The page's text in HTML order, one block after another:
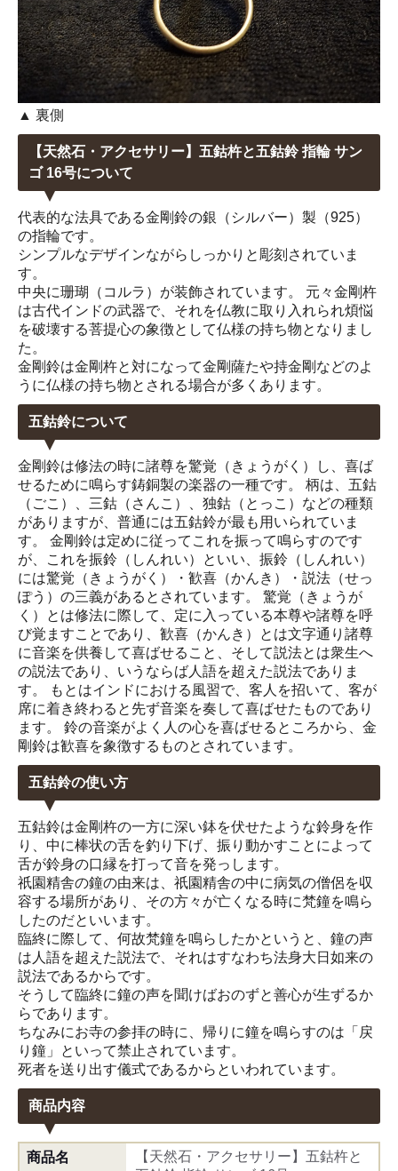
▲ 裏側
【天然石・アクセサリー】五鈷杵と五鈷鈴 指輪 サン
ゴ 16号について
代表的な法具である金剛鈴の銀（シルバー）製（925）
の指輪です。
シンプルなデザインながらしっかりと彫刻されていま
す。
中央に珊瑚（コルラ）が装飾されています。 元々金剛杵
は古代インドの武器で、それを仏教に取り入れられ煩悩
を破壊する菩提心の象徴として仏様の持ち物となりまし
た。
金剛鈴は金剛杵と対になって金剛薩たや持金剛などのよ
うに仏様の持ち物とされる場合が多くあります。
五鈷鈴について
金剛鈴は修法の時に諸尊を驚覚（きょうがく）し、喜ば
せるために鳴らす鋳銅製の楽器の一種です。 柄は、五鈷
（ごこ）、三鈷（さんこ）、独鈷（とっこ）などの種類
がありますが、普通には五鈷鈴が最も用いられていま
す。 金剛鈴は定めに従ってこれを振って鳴らすのです
が、これを振鈴（しんれい）といい、振鈴（しんれい）
には驚覚（きょうがく）・歓喜（かんき）・説法（せっ
ぽう）の三義があるとされています。 驚覚（きょうが
く）とは修法に際して、定に入っている本尊や諸尊を呼
び覚ますことであり、歓喜（かんき）とは文字通り諸尊
に音楽を供養して喜ばせること、そして説法とは衆生へ
の説法であり、いうならば人語を超えた説法でありま
す。 もとはインドにおける風習で、客人を招いて、客が
席に着き終わると先ず音楽を奏して喜ばせたものであり
ます。 鈴の音楽がよく人の心を喜ばせるところから、金
剛鈴は歓喜を象徴するものとされています。
五鈷鈴の使い方
五鈷鈴は金剛杵の一方に深い鉢を伏せたような鈴身を作
り、中に棒状の舌を釣り下げ、振り動かすことによって
舌が鈴身の口縁を打って音を発っします。
祇園精舎の鐘の由来は、祇園精舎の中に病気の僧侶を収
容する場所があり、その方々が亡くなる時に梵鐘を鳴ら
したのだといいます。
臨終に際して、何故梵鐘を鳴らしたかというと、鐘の声
は人語を超えた説法で、それはすなわち法身大日如来の
説法であるからです。
そうして臨終に鐘の声を聞けばおのずと善心が生ずるか
らであります。
ちなみにお寺の参拝の時に、帰りに鐘を鳴らすのは「戻
り鐘」といって禁止されています。
死者を送り出す儀式であるからといわれています。
商品内容
商品名
【天然石・アクセサリー】五鈷杵と